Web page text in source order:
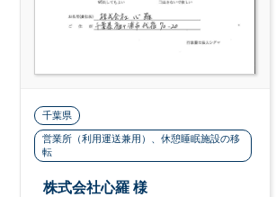
千葉県
営業所（利用運送兼用）、休憩睡眠施設の移
転
株式会社心羅 様